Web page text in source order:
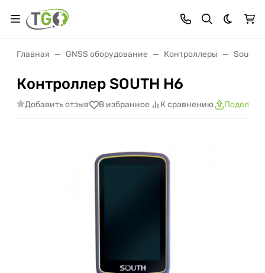
Темная
Главная GNSS оборудование Контроллеры South
Контроллер SOUTH H6
Добавить отзыв В избранное К сравнению